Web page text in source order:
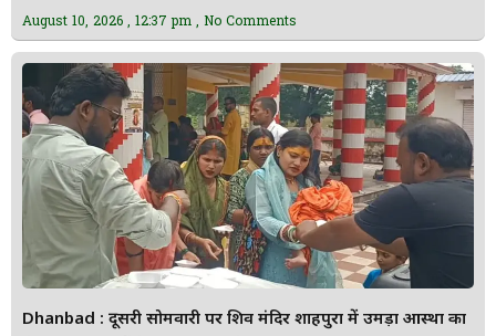
August 10, 2026 12:37 pm No Comments
Dhanbad : दूसरी सोमवारी पर शिव मंदिर शाहपुरा में उमड़ा आस्था का